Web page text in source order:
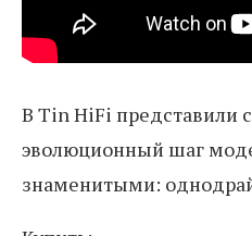
В Tin HiFi представили
эволюционный шаг
знаменитыми: